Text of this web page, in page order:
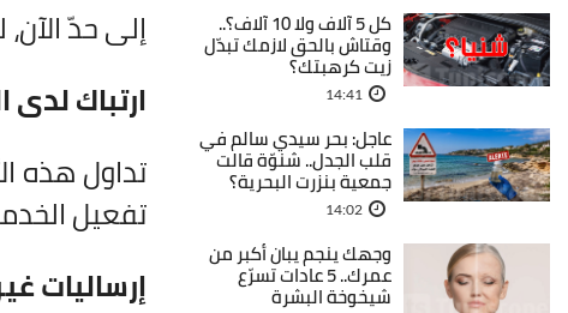
إلى حدّ
ارتباك لدى
تداول هذه
تفعيل
إرساليات
كل 5 آلاف ولا 10 آلاف؟..
وقتاش بالحق لازمك تبدّل
زيت كرهبتك؟
14:41
عاجل: بحر سيدي سالم في
قلب الجدل.. شنوّة قالت
جمعية بنزرت البحرية؟
14:02
وجهك ينجم يبان أكبر من
عمرك.. 5 عادات تسرّع
شيخوخة البشرة